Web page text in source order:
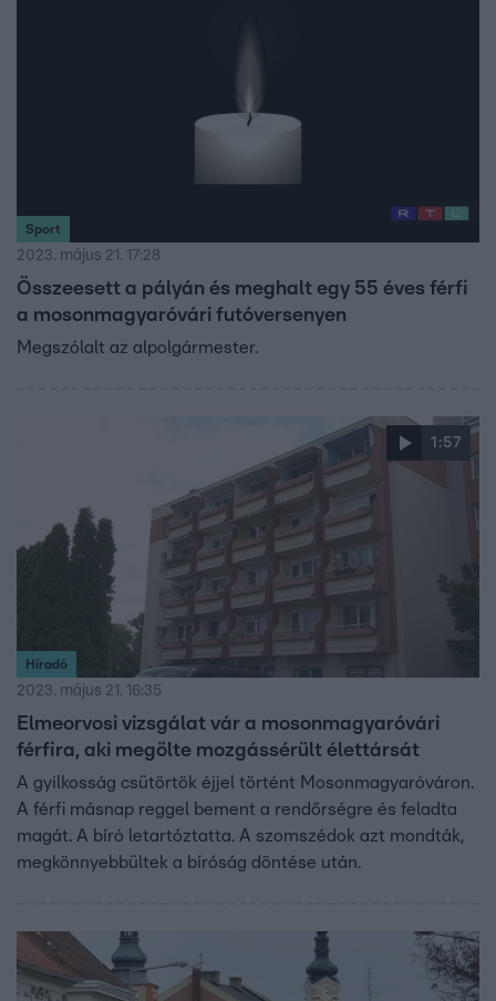
Sport
2023. május 21. 17:28
Összeesett a pályán és meghalt egy 55 éves férfi
a mosonmagyaróvári futóversenyen
Megszólalt az alpolgármester.
1:57
Híradó
2023. május 21. 16:35
Elmeorvosi vizsgálat vár a mosonmagyaróvári
férfira, aki megölte mozgássérült élettársát
A gyilkosság csütörtök éjjel történt Mosonmagyaróváron.
A férfi másnap reggel bement a rendőrségre és feladta
magát. A bíró letartóztatta. A szomszédok azt mondták,
megkönnyebbültek a bíróság döntése után.